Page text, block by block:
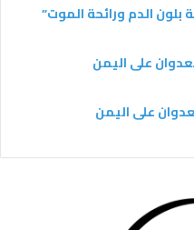
الدم ورائحة الموت”